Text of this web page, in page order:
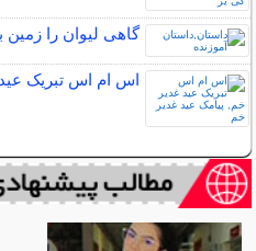
گاهی ليوان را زمين
اس ام اس تبریک عید